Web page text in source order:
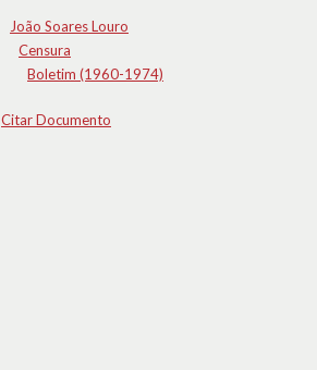
João Soares Louro
Censura
Boletim (1960-1974)
Citar Documento